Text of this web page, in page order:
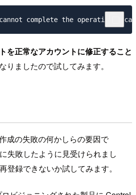
を正常なアカウントに修正すること
りましたので試してみます。
成の失敗の何かしらの要因で
失敗したように見受けられまし
登録できないか試してみます。